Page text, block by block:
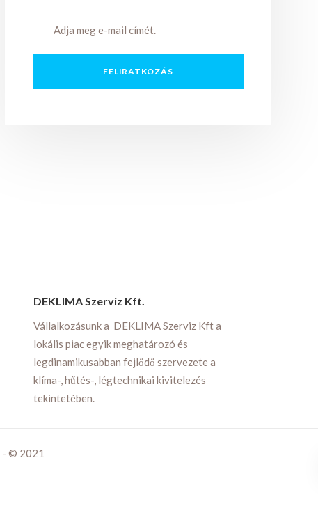
DEKLIMA Szerviz Kft.
Vállalkozásunk a DEKLIMA Szerviz Kft a
lokális piac egyik meghatározó és
legdinamikusabban fejlődő szervezete a
klíma-, hűtés-, légtechnikai kivitelezés
tekintetében.
- © 2021